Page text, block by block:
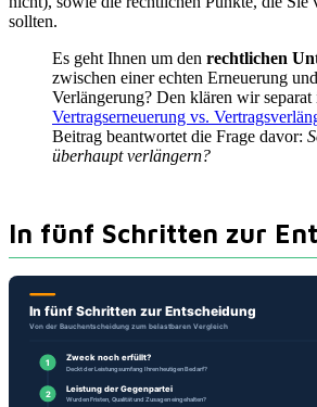
sollten.
Es geht Ihnen um den rechtlichen
zwischen einer echten Erneuerung
Verlängerung? Den klären wir separat
Vertragserneuerung vs.
Beitrag beantwortet die Frage davor:
überhaupt verlängern?
In fünf Schritten zur